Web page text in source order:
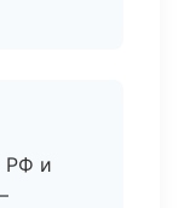
РФ и